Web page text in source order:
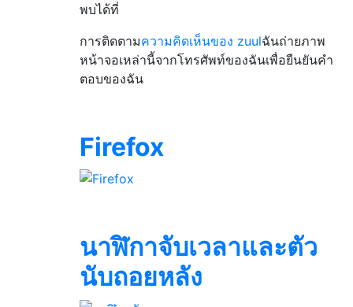
พบได้ที่
การติดตามความคิดเห็นของ zuulฉันถ่ายภาพ
หน้าจอเหล่านี้จากโทรศัพท์ของฉันเพื่อยืนยันคำ
ตอบของฉัน
Firefox
นาฬิกาจับเวลาและตัว
นับถอยหลัง